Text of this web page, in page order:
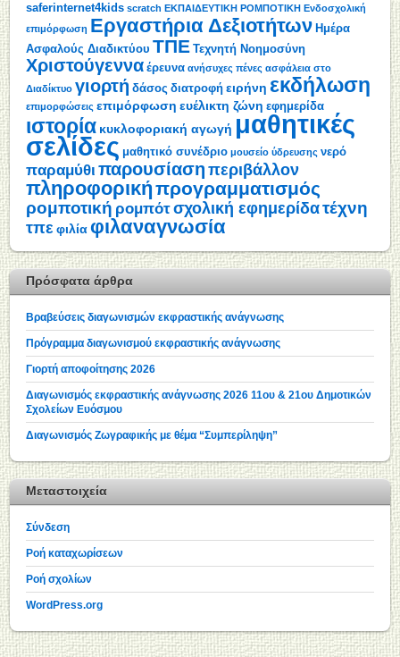
saferinternet4kids scratch ΕΚΠΑΙΔΕΥΤΙΚΗ ΡΟΜΠΟΤΙΚΗ Ενδοσχολική
επιμόρφωση Εργαστήρια Δεξιοτήτων Ημέρα
Ασφαλούς Διαδικτύου ΤΠΕ Τεχνητή Νοημοσύνη
Χριστούγεννα έρευνα ανήσυχες πένες ασφάλεια στο
Διαδίκτυο γιορτή δάσος διατροφή ειρήνη εκδήλωση
επιμορφώσεις επιμόρφωση ευέλικτη ζώνη εφημερίδα
ιστορία κυκλοφοριακή αγωγή μαθητικές
σελίδες μαθητικό συνέδριο μουσείο ύδρευσης νερό
παραμύθι παρουσίαση περιβάλλον
πληροφορικήπρογραμματισμός
ρομποτική ρομπότσχολική εφημερίδατέχνη
τπε φιλία φιλαναγνωσία
Πρόσφατα άρθρα
Βραβεύσεις διαγωνισμών εκφραστικής ανάγνωσης
Πρόγραμμα διαγωνισμού εκφραστικής ανάγνωσης
Γιορτή αποφοίτησης 2026
Διαγωνισμός εκφραστικής ανάγνωσης 2026 11ου & 21ου Δημοτικών
Σχολείων Ευόσμου
Διαγωνισμός Ζωγραφικής με θέμα “Συμπερίληψη”
Μεταστοιχεία
Σύνδεση
Ροή καταχωρίσεων
Ροή σχολίων
WordPress.org